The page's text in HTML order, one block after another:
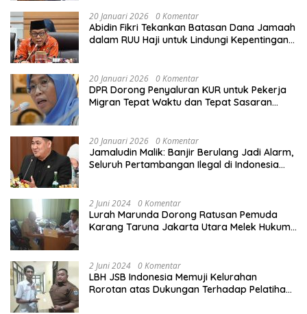
20 Januari 2026 0 Komentar
Abidin Fikri Tekankan Batasan Dana Jamaah
dalam RUU Haji untuk Lindungi Kepentingan
20 Januari 2026 0 Komentar
DPR Dorong Penyaluran KUR untuk Pekerja
Migran Tepat Waktu dan Tepat Sasaran
20 Januari 2026 0 Komentar
Jamaludin Malik: Banjir Berulang Jadi Alarm,
Seluruh Pertambangan Ilegal di Indonesia
2 Juni 2024 0 Komentar
Lurah Marunda Dorong Ratusan Pemuda
Karang Taruna Jakarta Utara Melek Hukum
2 Juni 2024 0 Komentar
LBH JSB Indonesia Memuji Kelurahan
Rorotan atas Dukungan Terhadap Pelatihan